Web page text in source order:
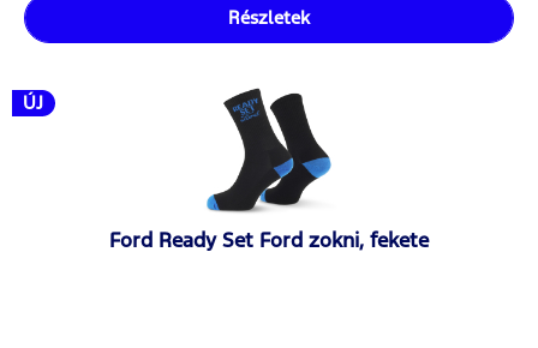
Részletek
ÚJ
Ford Ready Set Ford zokni, fekete